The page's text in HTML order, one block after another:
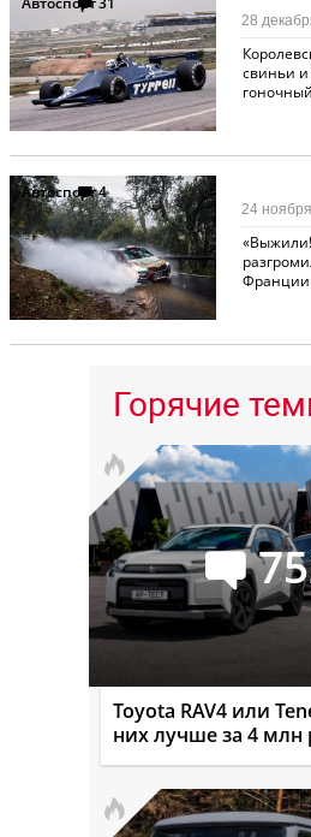
свиньи
28
Автоспорт4
Франции
24
Горячие
Toyota RAV4 или
них лучше за 4 млн